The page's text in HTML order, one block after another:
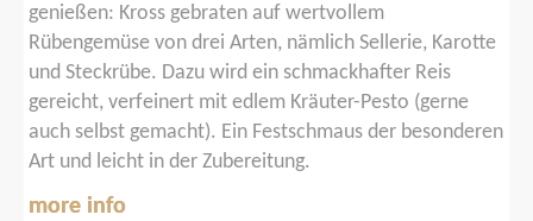
genießen: Kross gebraten auf wertvollem
Rübengemüse von drei Arten, nämlich Sellerie, Karotte
und Steckrübe. Dazu wird ein schmackhafter Reis
gereicht, verfeinert mit edlem Kräuter-Pesto (gerne
auch selbst gemacht). Ein Festschmaus der besonderen
Art und leicht in der Zubereitung.
more info